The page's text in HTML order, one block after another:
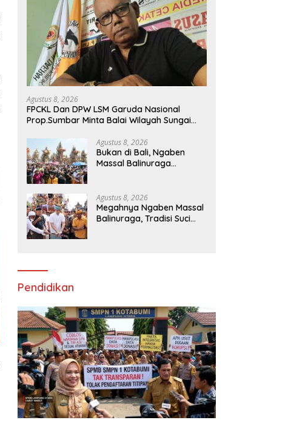
Agustus 8, 2026
FPCKL Dan DPW LSM Garuda Nasional
Prop.Sumbar Minta Balai Wilayah Sungai
Agustus 8, 2026
Bukan di Bali, Ngaben
Massal Balinuraga
Agustus 8, 2026
Megahnya Ngaben Massal
Balinuraga, Tradisi Suci
Pendidikan